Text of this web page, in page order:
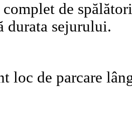
de
durata sejurului.
loc de parcare